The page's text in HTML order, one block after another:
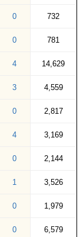
0 732
0 781
4 14,629
3 4,559
0 2,817
4 3,169
0 2,144
1 3,526
0 1,979
0 6,579